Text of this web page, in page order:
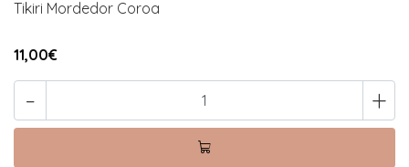
Tikiri Mordedor Coroa
11,00€
- +